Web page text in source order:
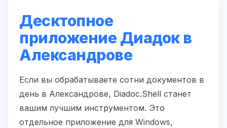
Десктопное
приложение Диадок в
Александрове
Если вы обрабатываете сотни документов в
день в Александрове, Diadoc.Shell станет
вашим лучшим инструментом. Это
отдельное приложение для Windows,